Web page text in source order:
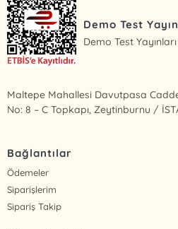
Demo Test
Demo Test
Maltepe Mahallesi Davutpasa
No: 8 – C Topkapı, Zeytinburnu /
Bağlantılar
Ödemeler
Siparişlerim
Sipariş Takip